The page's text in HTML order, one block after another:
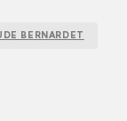
BERNARDET